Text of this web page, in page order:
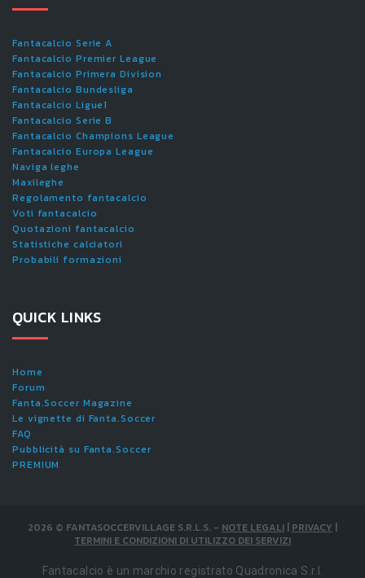
Fantacalcio Serie A
Fantacalcio Premier League
Fantacalcio Primera Division
Fantacalcio Bundesliga
Fantacalcio Ligue1
Fantacalcio Serie B
Fantacalcio Champions League
Fantacalcio Europa League
Naviga leghe
Maxileghe
Regolamento fantacalcio
Voti fantacalcio
Quotazioni fantacalcio
Statistiche calciatori
Probabili formazioni
QUICK LINKS
Home
Forum
Fanta.Soccer Magazine
Le vignette di Fanta.Soccer
FAQ
Pubblicità su Fanta.Soccer
PREMIUM
2026 © FANTASOCCERVILLAGE S.R.L.S. - NOTE LEGALI | PRIVACY |
TERMINI E CONDIZIONI DI UTILIZZO DEI SERVIZI
Fantacalcio è un marchio registrato Quadronica S.r.l.